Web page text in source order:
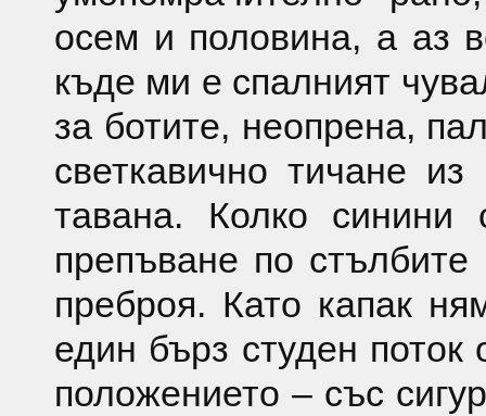
осем и половина, а аз
къде ми е спалният
за ботите, неопрена,
светкавично тичане
тавана. Колко синини
препъване по
преброя. Като капак
един бърз студен поток
положението – със